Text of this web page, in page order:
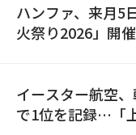
ハンファ、来月5
火祭り2026」開
イースター航空
で1位を記録…「